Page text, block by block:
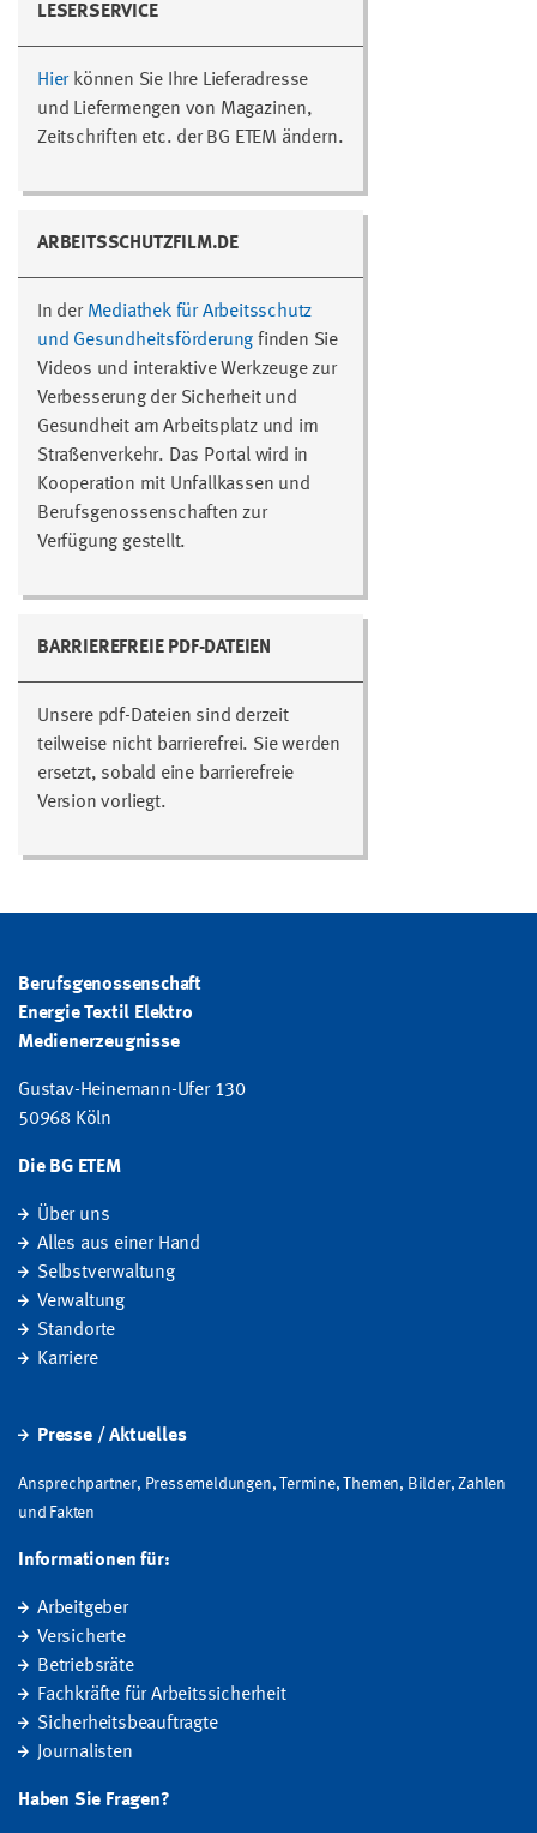
LESERSERVICE
Hier können Sie Ihre Lieferadresse
und Liefermengen von Magazinen,
Zeitschriften etc. der BG ETEM ändern.
ARBEITSSCHUTZFILM.DE
In der Mediathek für Arbeitsschutz
und Gesundheitsförderung finden Sie
Videos und interaktive Werkzeuge zur
Verbesserung der Sicherheit und
Gesundheit am Arbeitsplatz und im
Straßenverkehr. Das Portal wird in
Kooperation mit Unfallkassen und
Berufsgenossenschaften zur
Verfügung gestellt.
BARRIEREFREIE PDF-DATEIEN
Unsere pdf-Dateien sind derzeit
teilweise nicht barrierefrei. Sie werden
ersetzt, sobald eine barrierefreie
Version vorliegt.
Berufsgenossenschaft
Energie Textil Elektro
Medienerzeugnisse
Gustav-Heinemann-Ufer 130
50968 Köln
Die BG ETEM
Über uns
Alles aus einer Hand
Selbstverwaltung
Verwaltung
Standorte
Karriere
Presse / Aktuelles
Ansprechpartner, Pressemeldungen, Termine, Themen, Bilder, Zahlen
und Fakten
Informationen für:
Arbeitgeber
Versicherte
Betriebsräte
Fachkräfte für Arbeitssicherheit
Sicherheitsbeauftragte
Journalisten
Haben Sie Fragen?